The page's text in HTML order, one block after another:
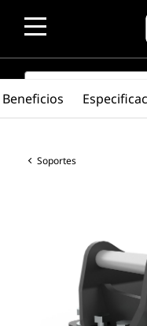
SEARCH
Soportes
Beneficios